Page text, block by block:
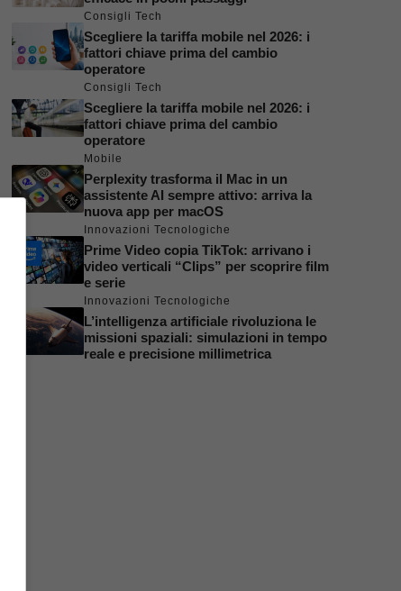
Consigli Tech
Scegliere la tariffa mobile nel 2026: i
fattori chiave prima del cambio
operatore
Consigli Tech
Scegliere la tariffa mobile nel 2026: i
fattori chiave prima del cambio
operatore
Mobile
Perplexity trasforma il Mac in un
assistente AI sempre attivo: arriva la
nuova app per macOS
Innovazioni Tecnologiche
Prime Video copia TikTok: arrivano i
video verticali “Clips” per scoprire film
e serie
Innovazioni Tecnologiche
L’intelligenza artificiale rivoluziona le
missioni spaziali: simulazioni in tempo
reale e precisione millimetrica